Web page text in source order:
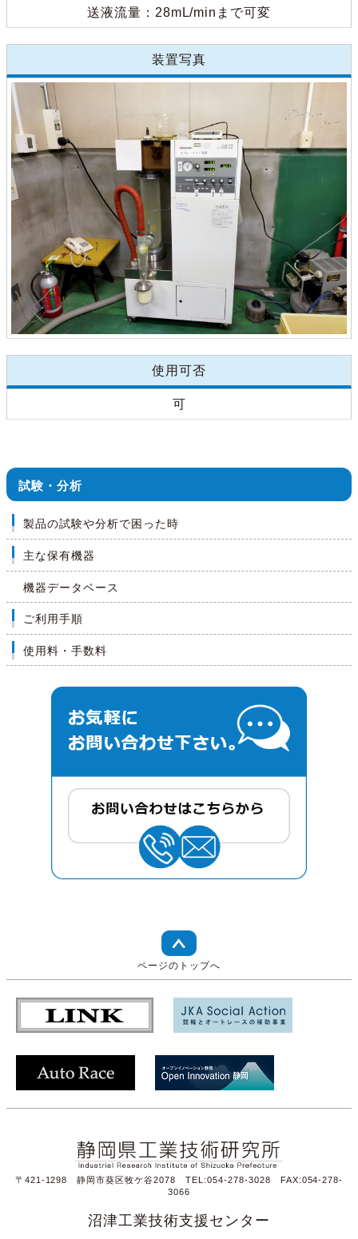
送液流量：28mL/minまで可変
装置写真
使用可否
可
試験・分析
製品の試験や分析で困った時
主な保有機器
機器データベース
ご利用手順
使用料・手数料
ページのトップへ
〒421-1298 静岡市葵区牧ケ谷2078 TEL:054-278-3028 FAX:054-278-
3066
沼津工業技術支援センター